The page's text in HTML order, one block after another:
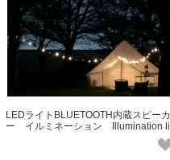
LEDライトBLUETOOTH内蔵スピーカ
ー イルミネーション Illumination li